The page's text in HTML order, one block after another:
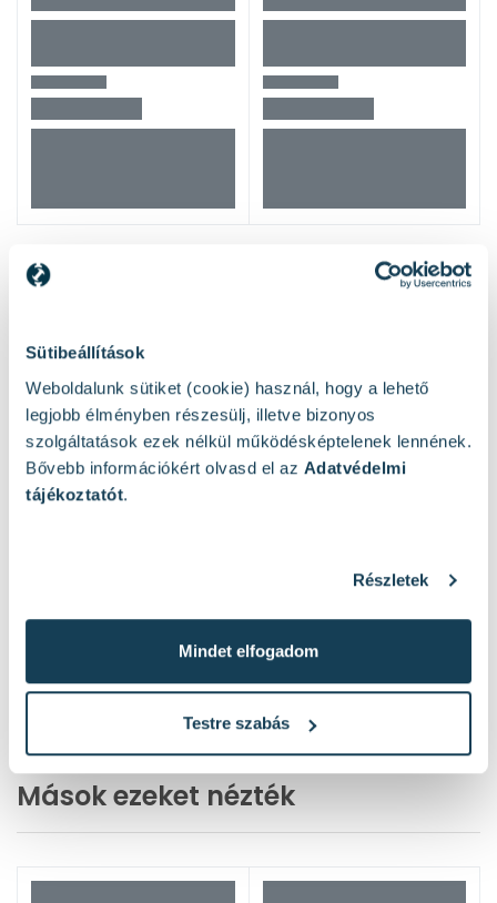
Sütibeállítások
Weboldalunk sütiket (cookie) használ, hogy a lehető
legjobb élményben részesülj, illetve bizonyos
szolgáltatások ezek nélkül működésképtelenek lennének.
Bővebb információkért olvasd el az Adatvédelmi
tájékoztatót.
Részletek
Mindet elfogadom
Testre szabás
Mások ezeket nézték
Mások ezeket nézték